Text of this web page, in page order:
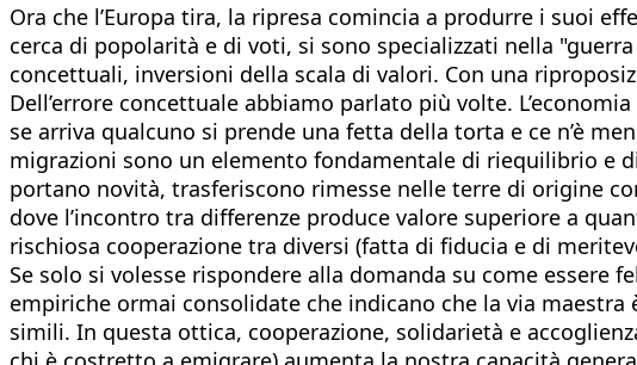
Ora che l’Europa tira, la ripresa comincia a produrre i suoi
cerca di popolarità e di voti, si sono specializzati nella
concettuali, inversioni della scala di valori. Con una
Dell’errore concettuale abbiamo parlato più volte.
se arriva qualcuno si prende una fetta della torta e ce n’è
migrazioni sono un elemento fondamentale di riequilibrio e
portano novità, trasferiscono rimesse nelle terre di origine
dove l’incontro tra differenze produce valore superiore a
rischiosa cooperazione tra diversi (fatta di fiducia e di
Se solo si volesse rispondere alla domanda su come essere
empiriche ormai consolidate che indicano che la via
simili. In questa ottica, cooperazione, solidarietà e